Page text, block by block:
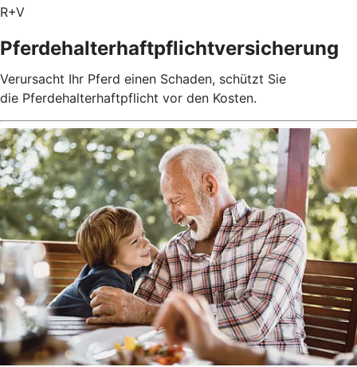
R+V
Pferdehalterhaftpflichtversicherung
Verursacht Ihr Pferd einen Schaden, schützt Sie
die Pferdehalterhaftpflicht vor den Kosten.